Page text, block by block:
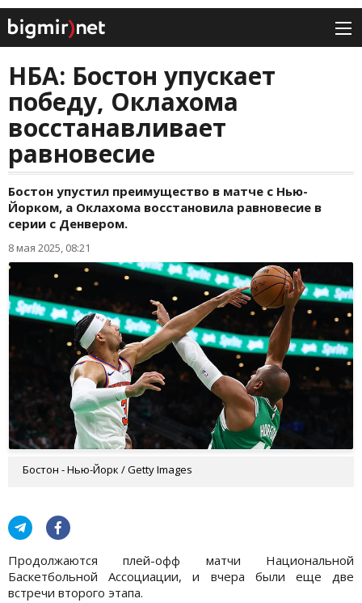
НБА: Бостон упускает
победу, Оклахома
восстанавливает
равновесие
Бостон упустил преимущество в матче с Нью-
Йорком, а Оклахома восстановила равновесие в
серии с Денвером.
8 мая 2025, 08:21
Бостон - Нью-Йорк / Getty Images
Продолжаются плей-офф матчи Национальной
Баскетбольной Ассоциации, и вчера были еще две
встречи второго этапа.